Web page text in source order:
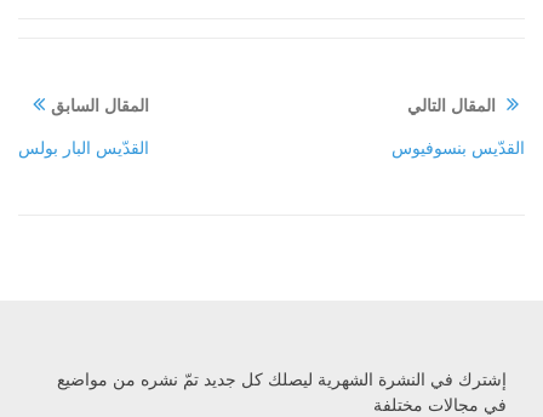
المقال السابق
القدّيس البار بولس
المقال التالي
القدّيس بنسوفيوس
إشترك في النشرة الشهرية ليصلك كل جديد تمّ نشره من مواضيع
في مجالات مختلفة